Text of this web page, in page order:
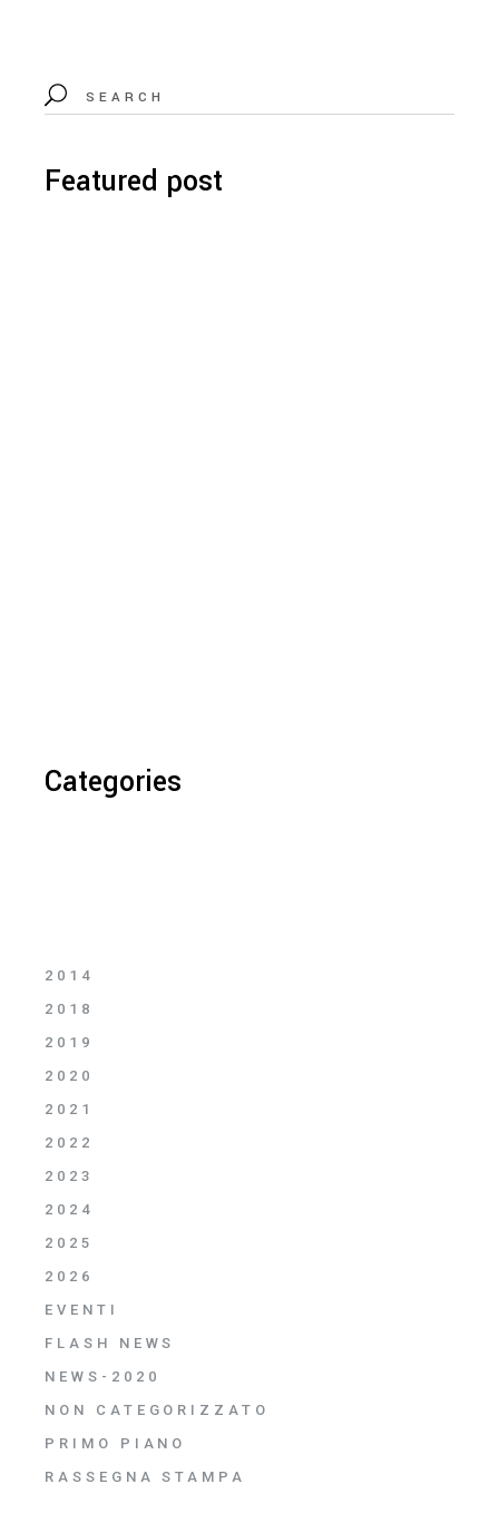
Featured post
Categories
2014
2018
2019
2020
2021
2022
2023
2024
2025
2026
EVENTI
FLASH NEWS
NEWS-2020
NON CATEGORIZZATO
PRIMO PIANO
RASSEGNA STAMPA